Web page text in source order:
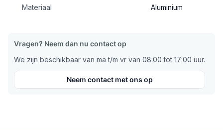
Materiaal Aluminium
Vragen? Neem dan nu contact op
We zijn beschikbaar van ma t/m vr van 08:00 tot 17:00 uur.
Neem contact met ons op